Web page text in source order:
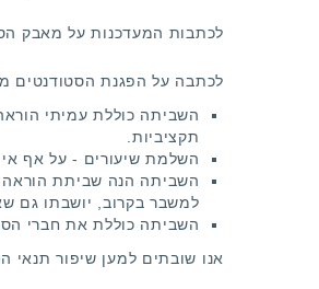
לכתבות המעדכנות על מאבק
לכתבה על הפגנת הסטודנטים
השביתה כוללת עמיתי
תקציביות.
השלמת שיעורים - על אף אי
השביתה הנה שביתת הוראה
למשבר בקרוב, יושבתו גם
השביתה כוללת את חברי
אנו שובתים למען שיפור תנאי